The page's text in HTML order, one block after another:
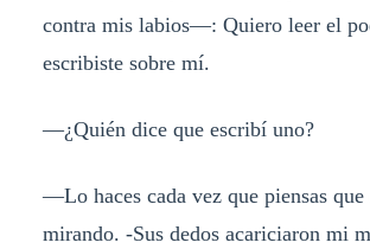
contra mis labios—: Quiero leer el
escribiste sobre mí.
—¿Quién dice que escribí uno?
—Lo haces cada vez que piensas que
mirando. -Sus dedos acariciaron mi